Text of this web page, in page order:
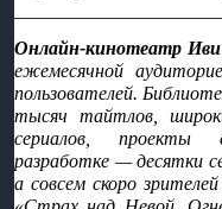
Онлайн-кинотеатр
ежемесячной
пользователей.
тысяч тайтлов,
сериалов, проекты
разработке — десятки
а совсем скоро